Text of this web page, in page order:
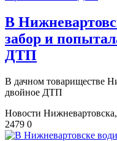
​В
забор и
ДТП
В дачном товариществе
двойное ДТП
Новости Нижневартовска,
2479 0